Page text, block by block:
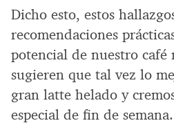
Dicho esto, estos
recomendaciones
potencial de nuestro
sugieren que tal vez lo
gran latte helado y
especial de fin de semana.